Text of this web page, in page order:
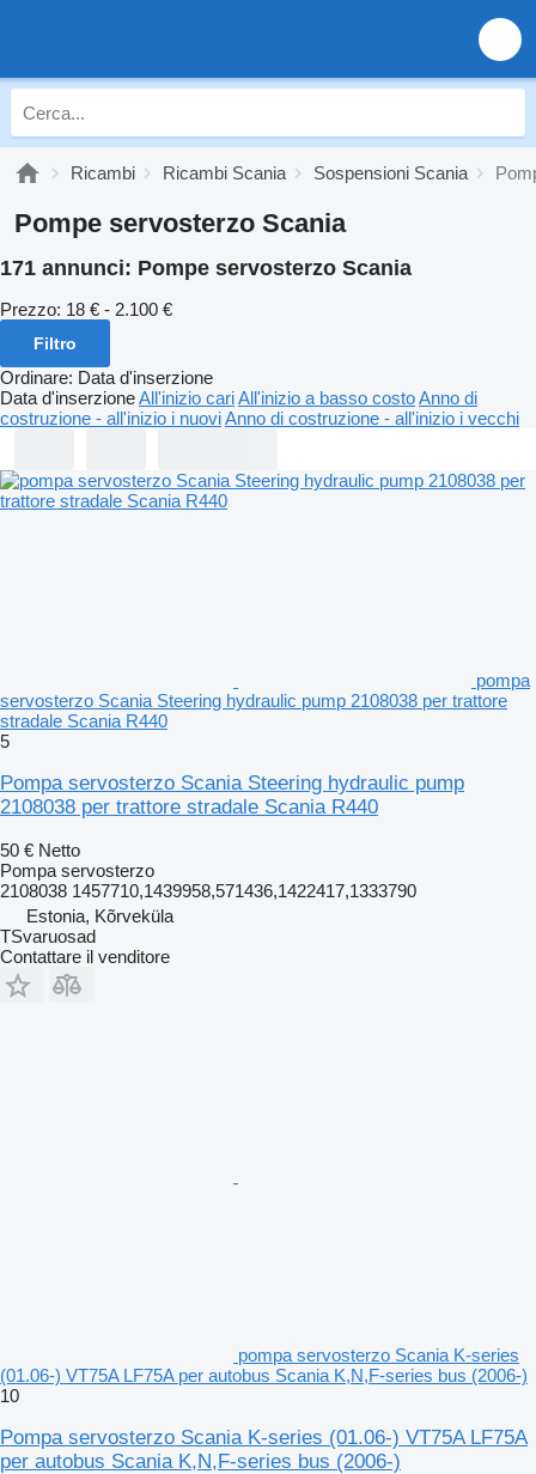
Ricambi Ricambi Scania Sospensioni Scania
Pompe servosterzo Scania
171 annunci: Pompe servosterzo Scania
Prezzo: 18 € - 2.100 €
Filtro
Ordinare: Data d'inserzione
Data d'inserzioneAll'inizio cariAll'inizio a basso costoAnno di
costruzione - all'inizio i nuoviAnno di costruzione - all'inizio i vecchi
pompa
servosterzo Scania Steering hydraulic pump 2108038 per trattore
stradale Scania R440
5
Pompa servosterzo Scania Steering hydraulic pump
2108038 per trattore stradale Scania R440
50 € Netto
Pompa servosterzo
2108038 1457710,1439958,571436,1422417,1333790
Estonia, Kõrveküla
TSvaruosad
Contattare il venditore
pompa servosterzo Scania K-series
(01.06-) VT75A LF75A per autobus Scania K,N,F-series bus (2006-)
10
Pompa servosterzo Scania K-series (01.06-) VT75A LF75A
per autobus Scania K,N,F-series bus (2006-)